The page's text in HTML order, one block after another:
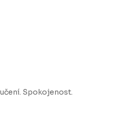
Spokojenost.